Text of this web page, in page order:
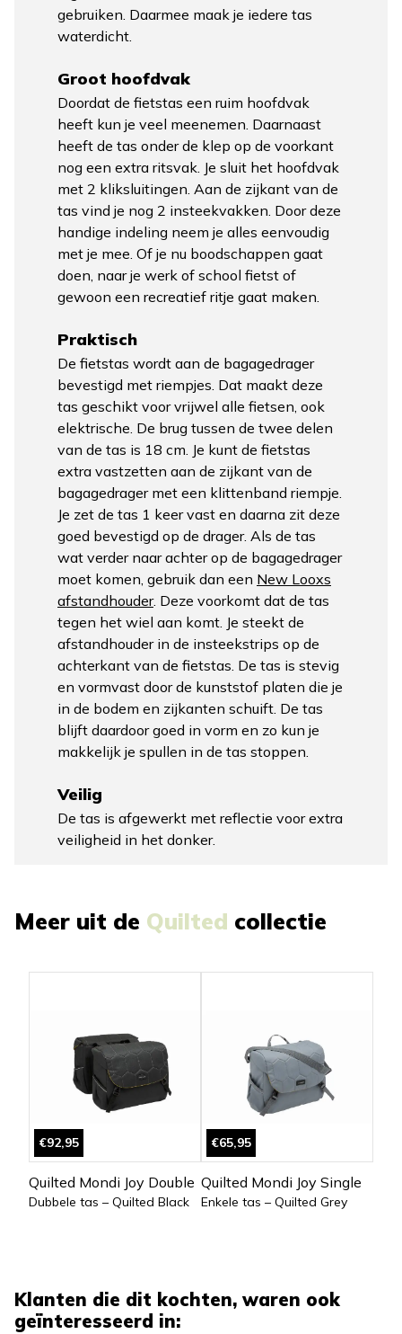
gebruiken. Daarmee maak je iedere tas
waterdicht.
Groot hoofdvak
Doordat de fietstas een ruim hoofdvak
heeft kun je veel meenemen. Daarnaast
heeft de tas onder de klep op de voorkant
nog een extra ritsvak. Je sluit het hoofdvak
met 2 kliksluitingen. Aan de zijkant van de
tas vind je nog 2 insteekvakken. Door deze
handige indeling neem je alles eenvoudig
met je mee. Of je nu boodschappen gaat
doen, naar je werk of school fietst of
gewoon een recreatief ritje gaat maken.
Praktisch
De fietstas wordt aan de bagagedrager
bevestigd met riempjes. Dat maakt deze
tas geschikt voor vrijwel alle fietsen, ook
elektrische. De brug tussen de twee delen
van de tas is 18 cm. Je kunt de fietstas
extra vastzetten aan de zijkant van de
bagagedrager met een klittenband riempje.
Je zet de tas 1 keer vast en daarna zit deze
goed bevestigd op de drager. Als de tas
wat verder naar achter op de bagagedrager
moet komen, gebruik dan een New Looxs
afstandhouder. Deze voorkomt dat de tas
tegen het wiel aan komt. Je steekt de
afstandhouder in de insteekstrips op de
achterkant van de fietstas. De tas is stevig
en vormvast door de kunststof platen die je
in de bodem en zijkanten schuift. De tas
blijft daardoor goed in vorm en zo kun je
makkelijk je spullen in de tas stoppen.
Veilig
De tas is afgewerkt met reflectie voor extra
veiligheid in het donker.
Meer uit de Quilted collectie
€92,95
Quilted Mondi Joy Double
Dubbele tas – Quilted Black
€65,95
Quilted Mondi Joy Single
Enkele tas – Quilted Grey
Klanten die dit kochten, waren ook
geïnteresseerd in: